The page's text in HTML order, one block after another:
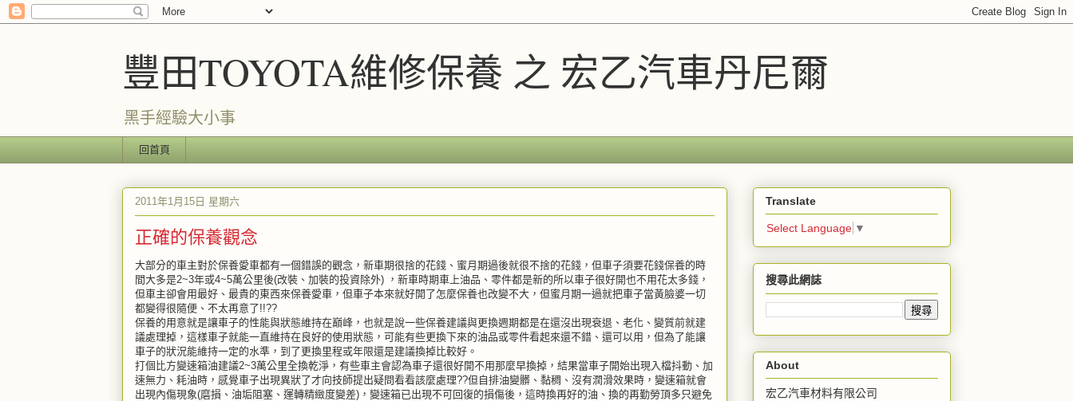
豐田TOYOTA維修保養 之 宏乙汽車丹尼爾
黑手經驗大小事
回首頁
2011年1月15日 星期六
正確的保養觀念
大部分的車主對於保養愛車都有一個錯誤的觀念，新車期很捨的花錢、蜜月期過後就很不捨的花錢，但車子須要花錢保養的時
間大多是2~3年或4~5萬公里後(改裝、加裝的投資除外) ，新車時期車上油品、零件都是新的所以車子很好開也不用花太多錢，
但車主卻會用最好、最貴的東西來保養愛車，但車子本來就好開了怎麼保養也改變不大，但蜜月期一過就把車子當黃臉婆一切
都變得很隨便、不太再意了!!??
保養的用意就是讓車子的性能與狀態維持在巔峰，也就是說一些保養建議與更換週期都是在還沒出現衰退、老化、變質前就建
議處理掉，這樣車子就能一直維持在良好的使用狀態，可能有些更換下來的油品或零件看起來還不錯、還可以用，但為了能讓
車子的狀況能維持一定的水準，到了更換里程或年限還是建議換掉比較好。
打個比方變速箱油建議2~3萬公里全換乾淨，有些車主會認為車子還很好開不用那麼早換掉，結果當車子開始出現入檔抖動、加
速無力、耗油時，感覺車子出現異狀了才向技師提出疑問看看該麼處理??但自排油變髒、黏稠、沒有潤滑效果時，變速箱就會
出現內傷現象(磨損、油垢阻塞、運轉精緻度變差)，變速箱已出現不可回復的損傷後，這時換再好的油、換的再勤勞頂多只避免
Translate
Select Language ▼
搜尋此網誌
About
宏乙汽車材料有限公司